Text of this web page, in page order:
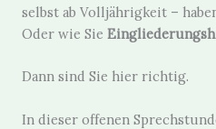
selbst ab Volljährigkeit –
Oder wie Sie
Dann sind Sie hier richtig.
In dieser offenen